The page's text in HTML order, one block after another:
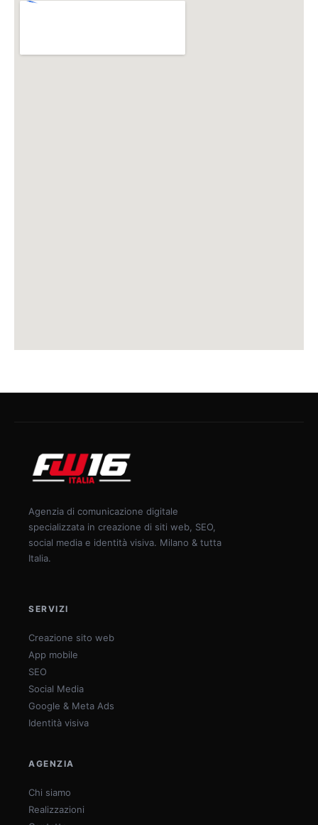
Agenzia di comunicazione digitale
specializzata in creazione di siti web, SEO,
social media e identità visiva. Milano & tutta
Italia.
SERVIZI
Creazione sito web
App mobile
SEO
Social Media
Google & Meta Ads
Identità visiva
AGENZIA
Chi siamo
Realizzazioni